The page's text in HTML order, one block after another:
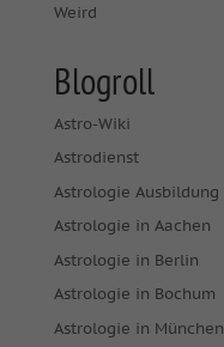
Weird
Blogroll
Astro-Wiki
Astrodienst
Astrologie Ausbildung
Astrologie in Aachen
Astrologie in Berlin
Astrologie in Bochum
Astrologie in München